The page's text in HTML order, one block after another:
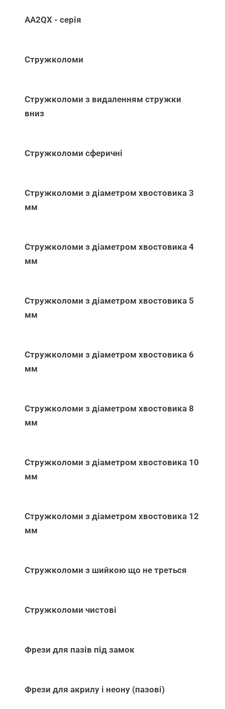
AA2QX - серія
Стружколоми
Стружколоми з видаленням стружки
вниз
Стружколоми сферичні
Стружколоми з діаметром хвостовика 3
мм
Стружколоми з діаметром хвостовика 4
мм
Стружколоми з діаметром хвостовика 5
мм
Стружколоми з діаметром хвостовика 6
мм
Стружколоми з діаметром хвостовика 8
мм
Стружколоми з діаметром хвостовика 10
мм
Стружколоми з діаметром хвостовика 12
мм
Стружколоми з шийкою що не треться
Стружколоми чистові
Фрези для пазів під замок
Фрези для акрилу і неону (пазові)